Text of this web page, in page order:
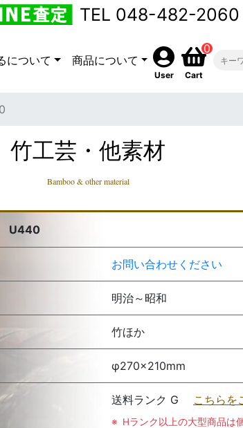
TEL 048-482-2060
について 商品について
User
0
Cart
竹工芸・他素材
Bamboo & other material
U440
お問い合わせください
明治～昭和
竹ほか
φ270×210mm
送料ランク G こちらを
Hランク以上の大型商品は